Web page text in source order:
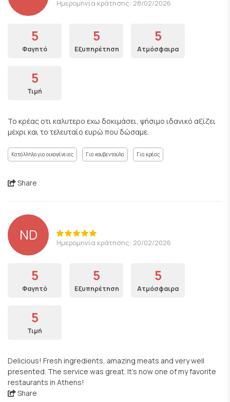
Ημερομηνία κράτησης: 28/02/2026
5
Φαγητό
5
Εξυπηρέτηση
5
Ατμόσφαιρα
5
Τιμή
Το κρέας οτι καλυτερο εχω δοκιμάσει, ψήσιμο ιδανικό αξίζει
μέχρι και το τελευταίο ευρώ που δώσαμε.
Κατάλληλο για οικογένειες Για κουβεντούλα Για κρέας
Share
ND Ημερομηνία κράτησης: 20/02/2026
5
Φαγητό
5
Εξυπηρέτηση
5
Ατμόσφαιρα
5
Τιμή
Delicious! Fresh ingredients, amazing meats and very well
presented. The service was great. It's now one of my favorite
restaurants in Athens!
Share